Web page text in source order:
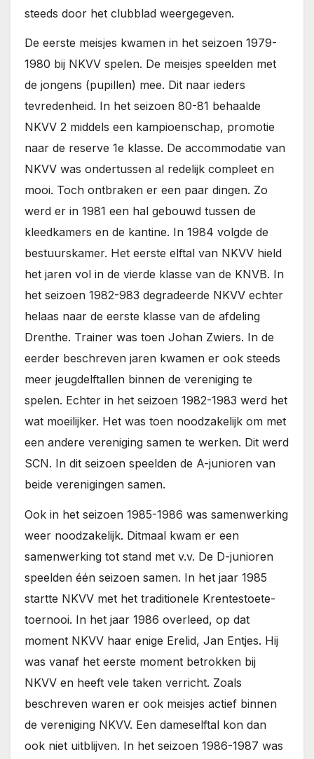
steeds door het clubblad weergegeven.
De eerste meisjes kwamen in het seizoen 1979-
1980 bij NKVV spelen. De meisjes speelden met
de jongens (pupillen) mee. Dit naar ieders
tevredenheid. In het seizoen 80-81 behaalde
NKVV 2 middels een kampioenschap, promotie
naar de reserve 1e klasse. De accommodatie van
NKVV was ondertussen al redelijk compleet en
mooi. Toch ontbraken er een paar dingen. Zo
werd er in 1981 een hal gebouwd tussen de
kleedkamers en de kantine. In 1984 volgde de
bestuurskamer. Het eerste elftal van NKVV hield
het jaren vol in de vierde klasse van de KNVB. In
het seizoen 1982-983 degradeerde NKVV echter
helaas naar de eerste klasse van de afdeling
Drenthe. Trainer was toen Johan Zwiers. In de
eerder beschreven jaren kwamen er ook steeds
meer jeugdelftallen binnen de vereniging te
spelen. Echter in het seizoen 1982-1983 werd het
wat moeilijker. Het was toen noodzakelijk om met
een andere vereniging samen te werken. Dit werd
SCN. In dit seizoen speelden de A-junioren van
beide verenigingen samen.
Ook in het seizoen 1985-1986 was samenwerking
weer noodzakelijk. Ditmaal kwam er een
samenwerking tot stand met v.v. De D-junioren
speelden één seizoen samen. In het jaar 1985
startte NKVV met het traditionele Krentestoete-
toernooi. In het jaar 1986 overleed, op dat
moment NKVV haar enige Erelid, Jan Entjes. Hij
was vanaf het eerste moment betrokken bij
NKVV en heeft vele taken verricht. Zoals
beschreven waren er ook meisjes actief binnen
de vereniging NKVV. Een dameselftal kon dan
ook niet uitblijven. In het seizoen 1986-1987 was